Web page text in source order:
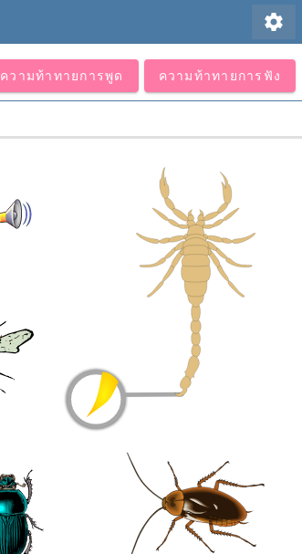
settings
ความท้าทายการพูด ความท้าทายการฟัง